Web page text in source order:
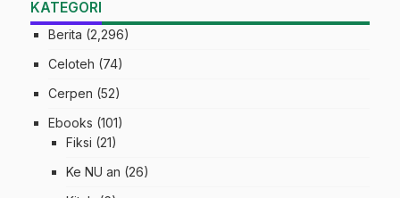
KATEGORI
Berita (2,296)
Celoteh (74)
Cerpen (52)
Ebooks (101)
Fiksi (21)
Ke NU an (26)